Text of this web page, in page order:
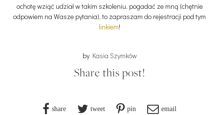
ochotę wziąć udział w takim szkoleniu, pogadać ze mną (chętnie
odpowiem na Wasze pytania), to zapraszam do rejestracji pod tym
linkiem!
by Kasia Szymków
Share this post!
share tweet pin email